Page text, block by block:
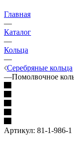
Главная
—
Каталог
—
Кольца
—
Серебряные кольца
—Помолвочное
Артикул: 81-1-986-1